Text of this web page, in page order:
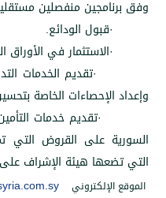
منفصلين مستقلين.
الودائع.
في الأوراق المالية
تقديم الخدمات التدريبية
الخاصة بتحسين الوضع
تقديم خدمات التأمين وإعادة
على القروض التي تمنحها
هيئة الإشراف على التأمين